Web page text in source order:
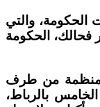
والتي
فحالك، الحكومة
المنظمة من طرف
بالرباط،